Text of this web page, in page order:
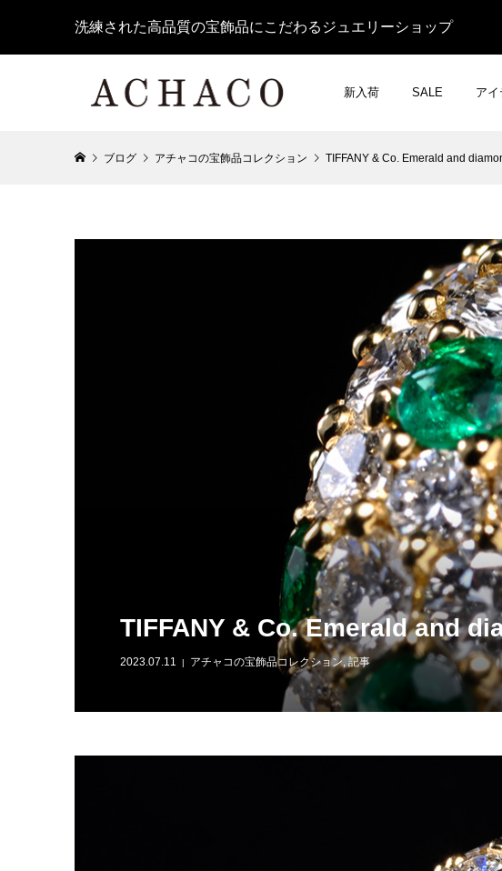
洗練された高品質の宝飾品にこだわるジュエリーショップ
新入荷 SALE アイ
ブログ アチャコの宝飾品コレクション TIFFANY & Co. Emerald and
TIFFANY & Co. Emerald and
2023.07.11 アチャコの宝飾品コレクション,記事